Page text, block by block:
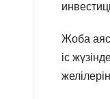
Жоба
іс